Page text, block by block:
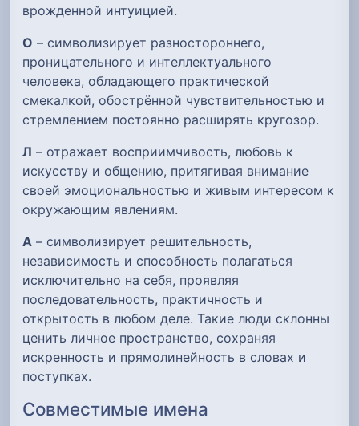
врожденной интуицией.
О – символизирует разностороннего,
проницательного и интеллектуального
человека, обладающего практической
смекалкой, обострённой чувствительностью и
стремлением постоянно расширять кругозор.
Л – отражает восприимчивость, любовь к
искусству и общению, притягивая внимание
своей эмоциональностью и живым интересом к
окружающим явлениям.
А – символизирует решительность,
независимость и способность полагаться
исключительно на себя, проявляя
последовательность, практичность и
открытость в любом деле. Такие люди склонны
ценить личное пространство, сохраняя
искренность и прямолинейность в словах и
поступках.
Совместимые имена